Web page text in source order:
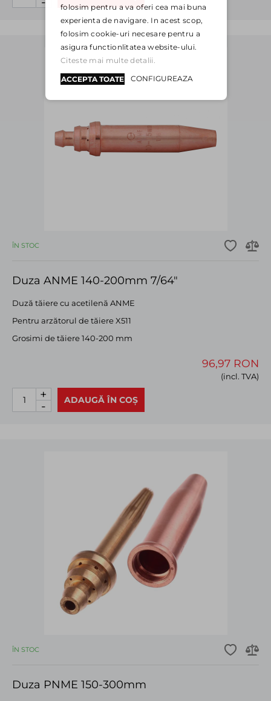
ÎN STOC
Duza ANME 140-200mm 7/64"
Duză tăiere cu acetilenă ANME
Pentru arzătorul de tăiere X511
Grosimi de tăiere 140-200 mm
96,97 RON
(incl. TVA)
ADAUGĂ ÎN COȘ
+
-
ÎN STOC
Duza PNME 150-300mm
folosim pentru a va oferi cea mai buna
experienta de navigare. In acest scop,
folosim cookie-uri necesare pentru a
asigura functionlitatea website-ului.
Citeste mai multe detalii.
ACCEPTA TOATE CONFIGUREAZA